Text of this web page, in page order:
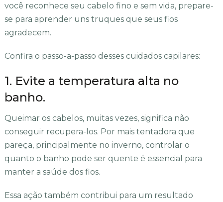
você reconhece seu cabelo fino e sem vida, prepare-
se para aprender uns truques que seus fios
agradecem.
Confira o passo-a-passo desses cuidados capilares:
1. Evite a temperatura alta no
banho.
Queimar os cabelos, muitas vezes, significa não
conseguir recupera-los. Por mais tentadora que
pareça, principalmente no inverno, controlar o
quanto o banho pode ser quente é essencial para
manter a saúde dos fios.
Essa ação também contribui para um resultado